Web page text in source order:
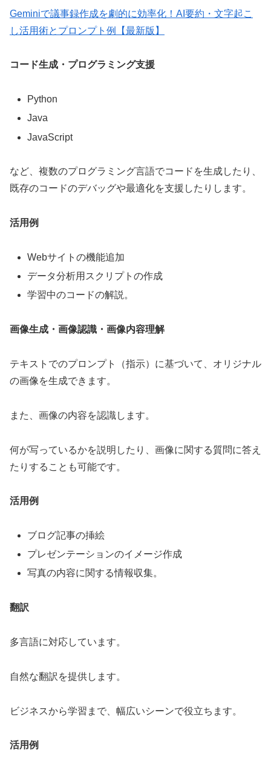
Geminiで議事録作成を劇的に効率化！AI要約・文字起こ
し活用術とプロンプト例【最新版】
コード生成・プログラミング支援
Python
Java
JavaScript
など、複数のプログラミング言語でコードを生成したり、
既存のコードのデバッグや最適化を支援したりします。
活用例
Webサイトの機能追加
データ分析用スクリプトの作成
学習中のコードの解説。
画像生成・画像認識・画像内容理解
テキストでのプロンプト（指示）に基づいて、オリジナル
の画像を生成できます。
また、画像の内容を認識します。
何が写っているかを説明したり、画像に関する質問に答え
たりすることも可能です。
活用例
ブログ記事の挿絵
プレゼンテーションのイメージ作成
写真の内容に関する情報収集。
翻訳
多言語に対応しています。
自然な翻訳を提供します。
ビジネスから学習まで、幅広いシーンで役立ちます。
活用例